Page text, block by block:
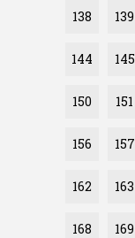
138 139
144 145
150 151
156 157
162 163
168 169